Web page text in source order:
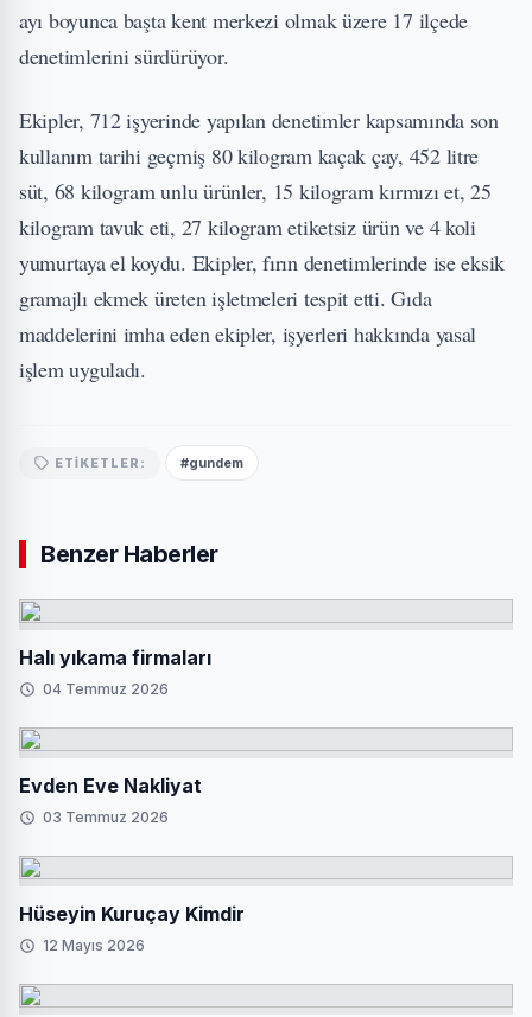
ayı boyunca başta kent merkezi olmak üzere 17 ilçede
denetimlerini sürdürüyor.
Ekipler, 712 işyerinde yapılan denetimler kapsamında son
kullanım tarihi geçmiş 80 kilogram kaçak çay, 452 litre
süt, 68 kilogram unlu ürünler, 15 kilogram kırmızı et, 25
kilogram tavuk eti, 27 kilogram etiketsiz ürün ve 4 koli
yumurtaya el koydu. Ekipler, fırın denetimlerinde ise eksik
gramajlı ekmek üreten işletmeleri tespit etti. Gıda
maddelerini imha eden ekipler, işyerleri hakkında yasal
işlem uyguladı.
ETIKETLER: #gundem
Benzer Haberler
Halı yıkama firmaları
04 Temmuz 2026
Evden Eve Nakliyat
03 Temmuz 2026
Hüseyin Kuruçay Kimdir
12 Mayıs 2026